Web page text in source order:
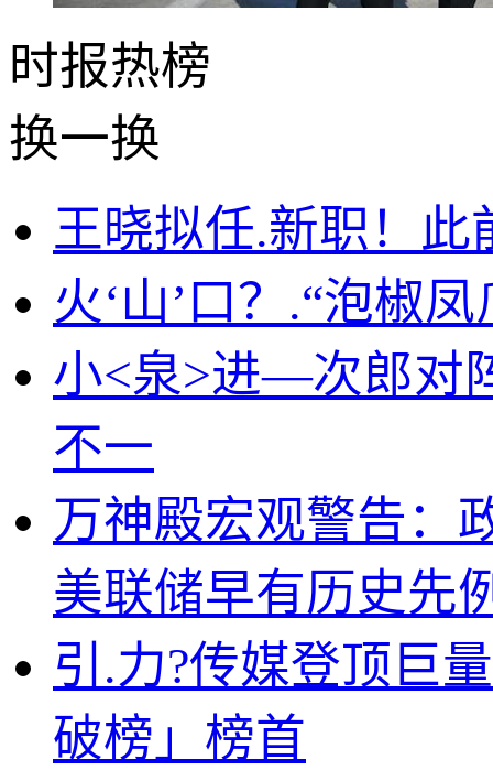
时报热榜
换一换
王晓拟任.新职！此
火‘山’口？.“泡椒
小<泉>进—次郎对
不一
万神殿宏观警告：
美联储早有历史先
引.力?传媒登顶巨
破榜」榜首